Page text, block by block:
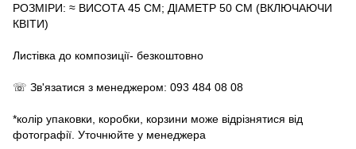
РОЗМІРИ: ≈ ВИСОТА 45 СМ; ДІАМЕТР 50 СМ (ВКЛЮЧАЮЧИ
КВІТИ)
Листівка до композиції- безкоштовно
☏ Зв'язатися з менеджером: 093 484 08 08
*колір упаковки, коробки, корзини може відрізнятися від
фотографії. Уточнюйте у менеджера